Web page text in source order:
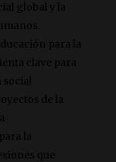
global y la
para la
clave para
de la
la
que